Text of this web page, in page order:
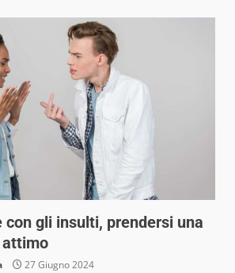
con gli insulti, prendersi una
attimo
27 Giugno 2024